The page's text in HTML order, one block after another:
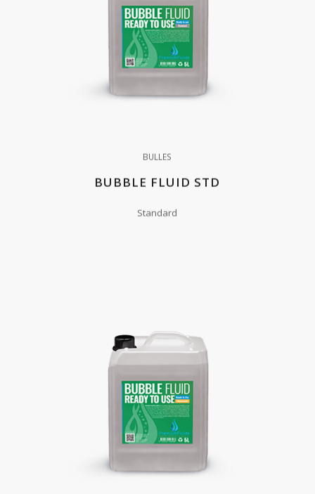
BULLES
BUBBLE FLUID STD
Standard